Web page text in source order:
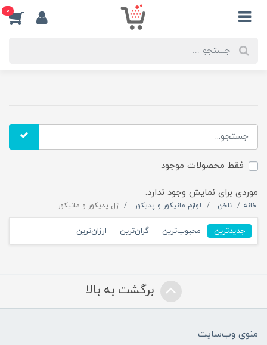
0
فقط محصولات موجود
موردی برای نمایش وجود ندارد.
خانه ناخن لوازم مانیکور و پدیکور ژل پدیکور و مانیکور
جدیدترین محبوب‌ترین گران‌ترین ارزان‌ترین
برگشت به بالا
منوی وب‌سایت